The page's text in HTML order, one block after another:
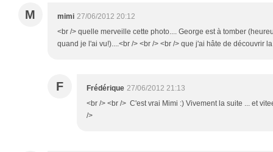
M mimi 27/06/2012 20:12
<br /> quelle merveille cette photo.... George est à tomber
quand je l'ai vu!)....<br /> <br /> <br /> que j'ai hâte de découvrir
F Frédérique 27/06/2012 21:13
<br /> <br /> C'est vrai Mimi :) Vivement la suite ... et
/>